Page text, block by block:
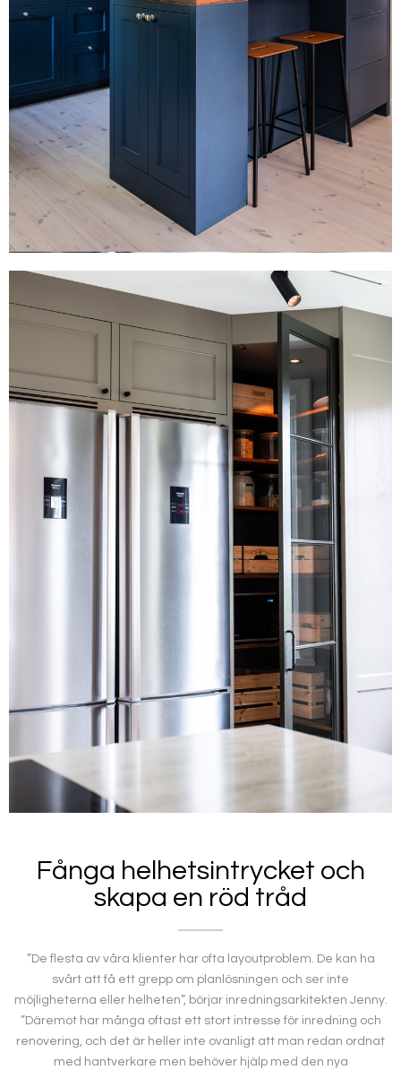
Fånga helhetsintrycket och
skapa en röd tråd
”De flesta av våra klienter har ofta layoutproblem. De kan ha
svårt att få ett grepp om planlösningen och ser inte
möjligheterna eller helheten”, börjar inredningsarkitekten Jenny.
”Däremot har många oftast ett stort intresse för inredning och
renovering, och det är heller inte ovanligt att man redan ordnat
med hantverkare men behöver hjälp med den nya